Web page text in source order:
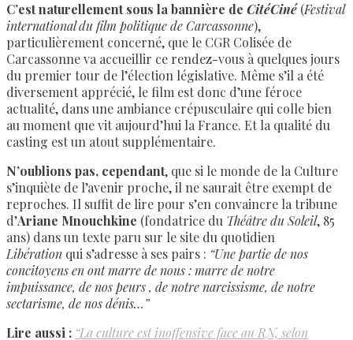
C’est naturellement sous la bannière de CitéCiné(Festival
international du film politique de Carcassonne),
particulièrement concerné, que le CGR Colisée de
Carcassonne va accueillir ce rendez-vous à quelques jours
du premier tour de l’élection législative. Même s’il a été
diversement apprécié, le film est donc d’une féroce
actualité, dans une ambiance crépusculaire qui colle bien
au moment que vit aujourd’hui la France. Et la qualité du
casting est un atout supplémentaire.
N’oublions pas, cependant, que si le monde de la Culture
s’inquiète de l’avenir proche, il ne saurait être exempt de
reproches. Il suffit de lire pour s’en convaincre la tribune
d’Ariane Mnouchkine (fondatrice du Théâtre du Soleil, 85
ans) dans un texte paru sur le site du quotidien
Libération qui s’adresse à ses pairs : “Une partie de nos
concitoyens en ont marre de nous : marre de notre
impuissance, de nos peurs , de notre narcissisme, de notre
sectarisme, de nos dénis…”
Lire aussi : “La culture est inoffensive face au RN, selon